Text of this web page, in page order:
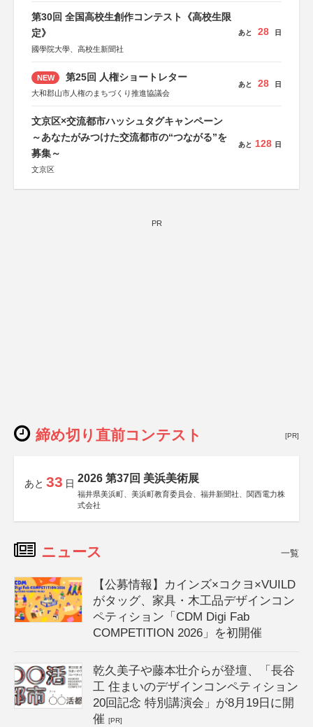
第30回 全国高校生創作コンテスト《高校生限
定》
國學院大學、高校生新聞社
あと 28 日
NEW 第25回 人権ショートレター
大和郡山市人権のまちづくり推進協議会
あと 28 日
文京区×交流都市ハッシュタグキャンペーン
～あなたがみつけた交流都市の“つながる”を
募集～
文京区
あと 128 日
PR
締め切り直前コンテスト [PR]
あと 33 日 2026 第37回 美浜美術展
福井県美浜町、美浜町教育委員会、福井新聞社、関西電力株
式会社
ニュース 一覧
【公募情報】カインズ×コクヨ×VUILD
がタッグ、家具・木工品デザインコン
ペティション「CDM Digi Fab
COMPETITION 2026」を初開催
乾久美子や藤本壮介らが登壇、「長谷
工 住まいのデザインコンペティション
20回記念 特別講演会」が8月19日に開
催[PR]